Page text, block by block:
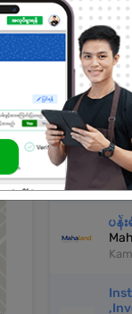
ပညာ
ပန်